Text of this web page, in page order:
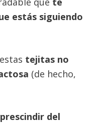
estás siguiendo
tejitas no
(de hecho,
del